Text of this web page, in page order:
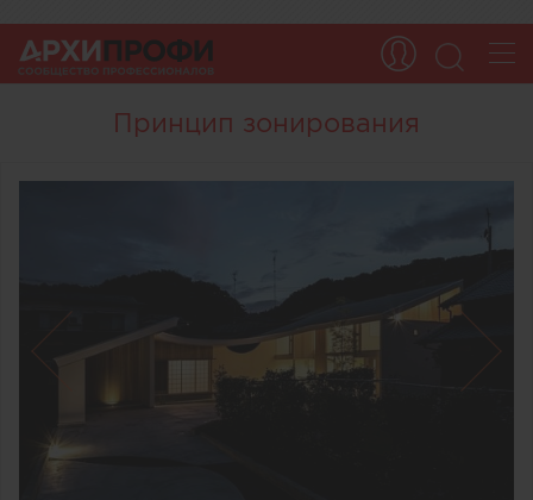
Принцип зонирования